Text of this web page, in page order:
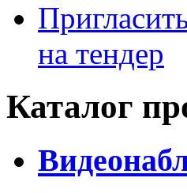
на тендер
Каталог